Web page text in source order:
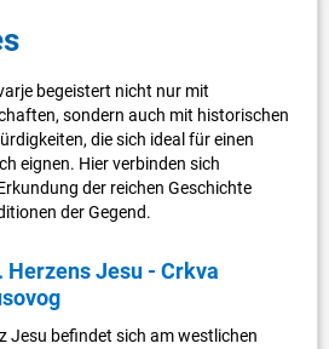
begeistert nicht nur mit
sondern auch mit historischen
die sich ideal für einen
eignen. Hier verbinden sich
der reichen Geschichte
der Gegend.
Jesu - Crkva
Jesu befindet sich am westlichen